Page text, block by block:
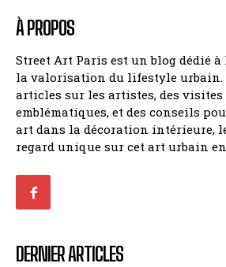
À PROPOS
Street Art Paris est un blog dédié à
la valorisation du lifestyle urbain.
articles sur les artistes, des visites
emblématiques, et des conseils
art dans la décoration intérieure,
regard unique sur cet art urbain
DERNIER ARTICLES